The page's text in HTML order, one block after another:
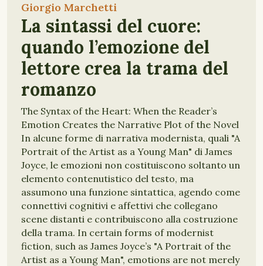
Giorgio Marchetti
La sintassi del cuore:
quando l’emozione del
lettore crea la trama del
romanzo
The Syntax of the Heart: When the Reader’s
Emotion Creates the Narrative Plot of the Novel
In alcune forme di narrativa modernista, quali "A
Portrait of the Artist as a Young Man" di James
Joyce, le emozioni non costituiscono soltanto un
elemento contenutistico del testo, ma
assumono una funzione sintattica, agendo come
connettivi cognitivi e affettivi che collegano
scene distanti e contribuiscono alla costruzione
della trama. In certain forms of modernist
fiction, such as James Joyce’s "A Portrait of the
Artist as a Young Man", emotions are not merely